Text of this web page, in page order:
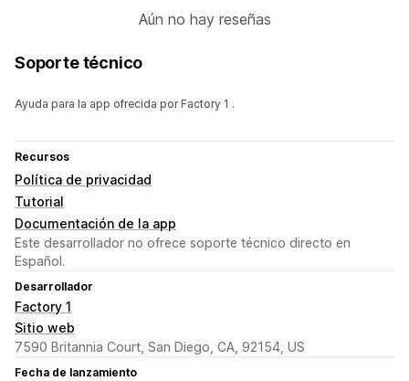
Aún no hay reseñas
Soporte técnico
Ayuda para la app ofrecida por Factory 1 .
Recursos
Política de privacidad
Tutorial
Documentación de la app
Este desarrollador no ofrece soporte técnico directo en
Español.
Desarrollador
Factory 1
Sitio web
7590 Britannia Court, San Diego, CA, 92154, US
Fecha de lanzamiento